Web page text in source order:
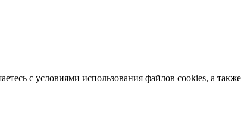
с условиями использования файлов cookies, а также